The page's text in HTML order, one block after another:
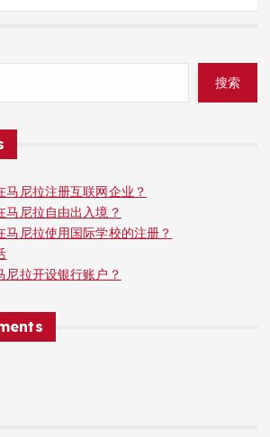
搜索
尼拉注册互联网企业？
马尼拉自由出入境？
尼拉使用国际学校的注册？
尼拉开设银行账户？